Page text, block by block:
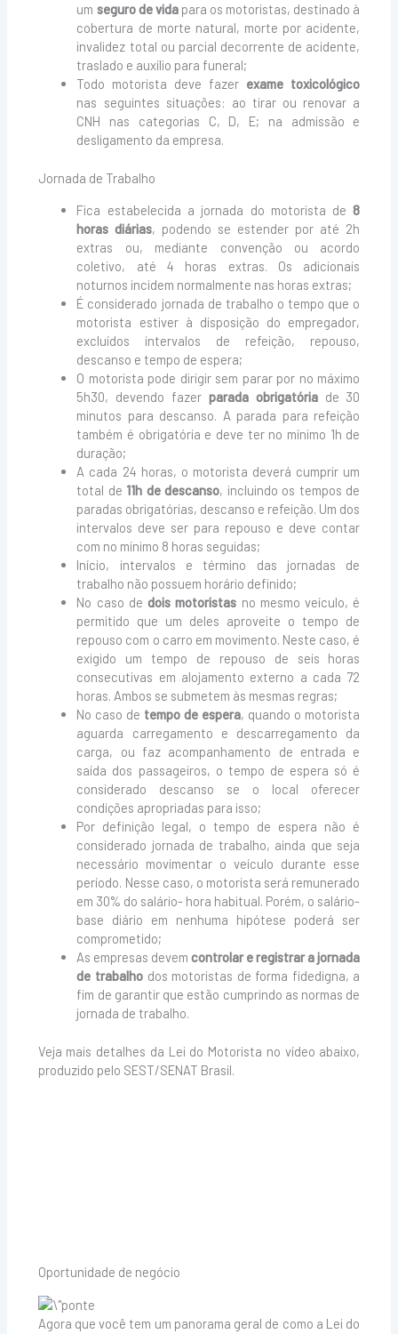
um seguro de vidapara os motoristas, destinado à
cobertura de morte natural, morte por acidente,
invalidez total ou parcial decorrente de acidente,
traslado e auxílio para funeral;
Todo motorista deve fazer exame toxicológico
nas seguintes situações: ao tirar ou renovar a
CNH nas categorias C, D, E; na admissão e
desligamento da empresa.
Jornada de Trabalho
Fica estabelecida a jornada do motorista de8
horas diárias, podendo se estender por até 2h
extras ou, mediante convenção ou acordo
coletivo, até 4 horas extras. Os adicionais
noturnos incidem normalmente nas horas extras;
É considerado jornada de trabalho o tempo que o
motorista estiver à disposição do empregador,
excluídos intervalos de refeição, repouso,
descanso e tempo de espera;
O motorista pode dirigir sem parar por no máximo
5h30, devendo fazer parada obrigatóriade 30
minutos para descanso. A parada para refeição
também é obrigatória e deve ter no mínimo 1h de
duração;
A cada 24 horas, o motorista deverá cumprir um
total de 11h de descanso, incluindo os tempos de
paradas obrigatórias, descanso e refeição. Um dos
intervalos deve ser para repouso e deve contar
com no mínimo 8 horas seguidas;
Início, intervalos e término das jornadas de
trabalho não possuem horário definido;
No caso dedois motoristas no mesmo veículo, é
permitido que um deles aproveite o tempo de
repouso com o carro em movimento. Neste caso, é
exigido um tempo de repouso de seis horas
consecutivas em alojamento externo a cada 72
horas. Ambos se submetem às mesmas regras;
No caso de tempo de espera, quando o motorista
aguarda carregamento e descarregamento da
carga, ou faz acompanhamento de entrada e
saída dos passageiros, o tempo de espera só é
considerado descanso se o local oferecer
condições apropriadas para isso;
Por definição legal, o tempo de espera não é
considerado jornada de trabalho, ainda que seja
necessário movimentar o veículo durante esse
período. Nesse caso, o motorista será remunerado
em 30% do salário- hora habitual. Porém, o salário-
base diário em nenhuma hipótese poderá ser
comprometido;
As empresas devemcontrolar e registrar a jornada
de trabalhodos motoristas de forma fidedigna, a
fim de garantir que estão cumprindo as normas de
jornada de trabalho.
Veja mais detalhes da Lei do Motorista no vídeo abaixo,
produzido pelo SEST/SENAT Brasil.
Oportunidade de negócio
Agora que você tem um panorama geral de como a Lei do